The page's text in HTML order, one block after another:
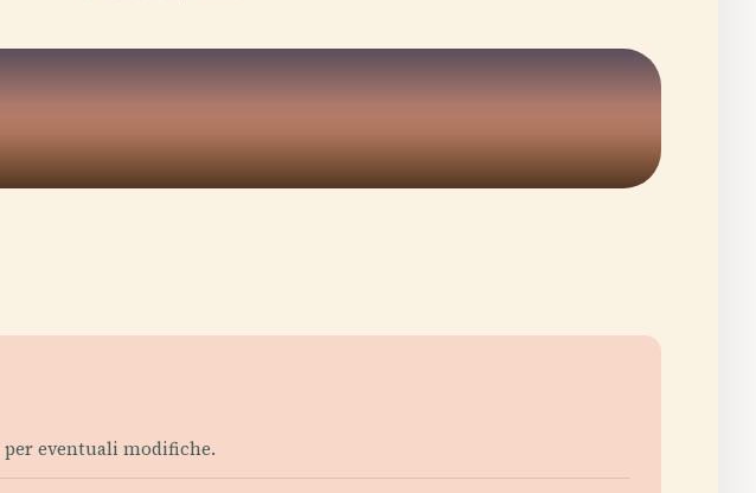
per eventuali modifiche.